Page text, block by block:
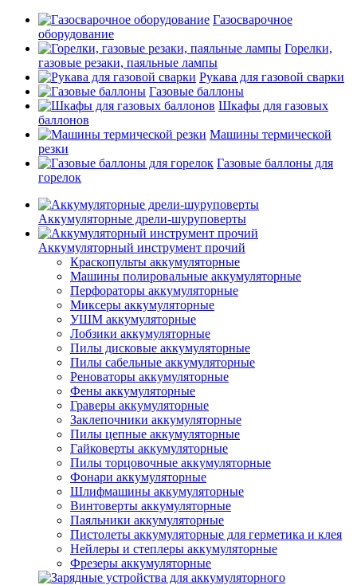
Газосварочное
оборудование
Горелки,
газовые резаки, паяльные лампы
Рукава для газовой сварки
Газовые баллоны
Шкафы для газовых
баллонов
Машины термической
резки
Газовые баллоны для
горелок
Аккумуляторные дрели-шуруповерты
Аккумуляторный инструмент прочий
Краскопульты аккумуляторные
Машины полировальные аккумуляторные
Перфораторы аккумуляторные
Миксеры аккумуляторные
УШМ аккумуляторные
Лобзики аккумуляторные
Пилы дисковые аккумуляторные
Пилы сабельные аккумуляторные
Реноваторы аккумуляторные
Фены аккумуляторные
Граверы аккумуляторные
Заклепочники аккумуляторные
Пилы цепные аккумуляторные
Гайковерты аккумуляторные
Пилы торцовочные аккумуляторные
Фонари аккумуляторные
Шлифмашины аккумуляторные
Винтоверты аккумуляторные
Паяльники аккумуляторные
Пистолеты аккумуляторные для герметика и клея
Нейлеры и степлеры аккумуляторные
Фрезеры аккумуляторные